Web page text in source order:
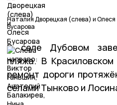
Наталия Дворецкая (слева) и Олеся
Бусарова
В селе Дубовом
пляжа. В
ремонт дороги
сёлами Тынково и